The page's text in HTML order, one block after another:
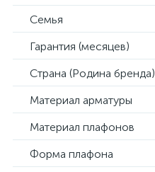
Семья
Гарантия (месяцев)
Страна (Родина бренда)
Материал арматуры
Материал плафонов
Форма плафона